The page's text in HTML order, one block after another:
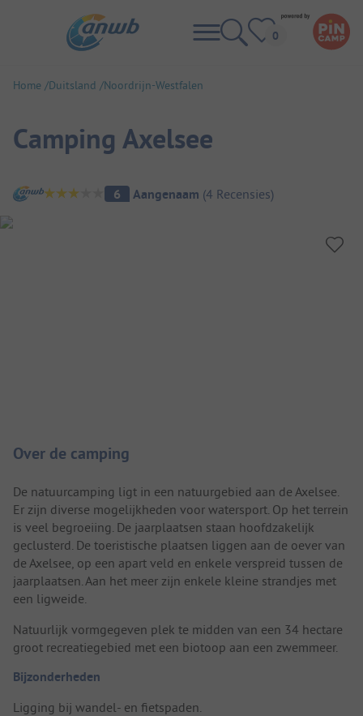
Home Duitsland Noordrijn-Westfalen
Camping Axelsee
Camping overzicht
6 Aangenaam (4 Recensies)
Over de camping
De natuurcamping ligt in een natuurgebied aan de Axelsee.
Er zijn diverse mogelijkheden voor watersport. Op het terrein
is veel begroeiing. De jaarplaatsen staan hoofdzakelijk
geclusterd. De toeristische plaatsen liggen aan de oever van
de Axelsee, op een apart veld en enkele verspreid tussen de
jaarplaatsen. Aan het meer zijn enkele kleine strandjes met
een ligweide.
Natuurlijk vormgegeven plek te midden van een 34 hectare
groot recreatiegebied met een biotoop aan een zwemmeer.
Bijzonderheden
Ligging bij wandel- en fietspaden.